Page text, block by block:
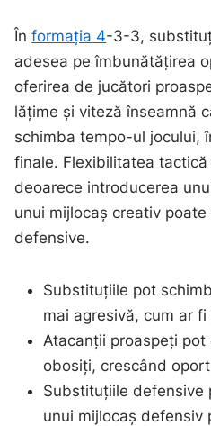
Înformația 4-3-3,
adesea pe îmbunătățirea
oferirea de jucători
lățime și viteză înseamnă
schimba tempo-ul jocului,
finale. Flexibilitatea
deoarece introducerea
unui mijlocaș creativ
defensive.
Substituțiile pot
mai agresivă, cum ar
Atacanții proaspeți
obosiți, crescând
Substituțiile defensive
unui mijlocaș defensiv